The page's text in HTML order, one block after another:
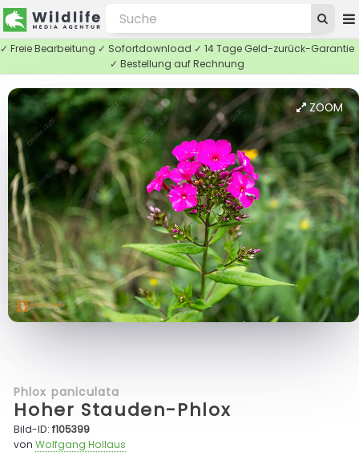
✓ Freie Bearbeitung ✓ Sofortdownload ✓ 14 Tage Geld-zurück-Garantie
✓ Bestellung auf Rechnung
ZOOM
Phlox paniculata
Hoher Stauden-Phlox
Bild-ID:f105399
vonWolfgang Hollaus